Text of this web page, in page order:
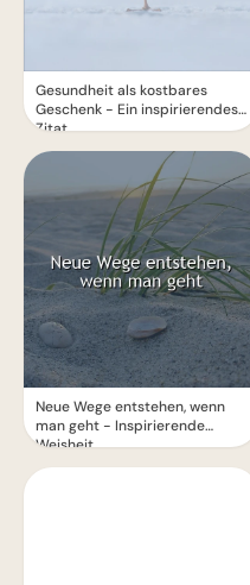
Gesundheit als kostbares
Geschenk - Ein inspirierendes
Zitat
Neue Wege entstehen, wenn
man geht - Inspirierende
Weisheit